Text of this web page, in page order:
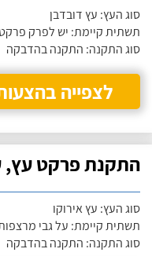
סוג העץ: עץ דובדבן
תשתית קיימת: יש לפרק
סוג התקנה: התקנה בהדבקה
לצפייה
התקנת פרקט עץ,
סוג העץ: עץ אירוקו
תשתית קיימת: על גבי
סוג התקנה: התקנה בהדבקה